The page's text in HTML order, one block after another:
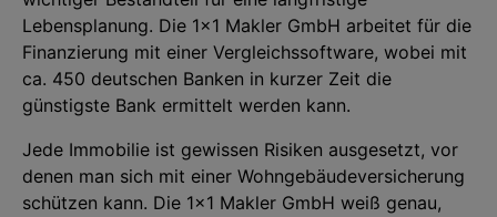
Lebensplanung. Die 1x1 Makler GmbH arbeitet für die
Finanzierung mit einer Vergleichssoftware, wobei mit
ca. 450 deutschen Banken in kurzer Zeit die
günstigste Bank ermittelt werden kann.
Jede Immobilie ist gewissen Risiken ausgesetzt, vor
denen man sich mit einer Wohngebäudeversicherung
schützen kann. Die 1x1 Makler GmbH weiß genau,